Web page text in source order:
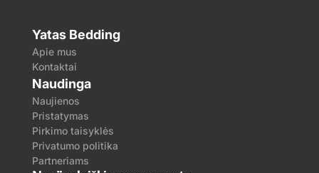
Yatas Bedding
Apie mus
Kontaktai
Naudinga
Naujienos
Pristatymas
Pirkimo taisyklės
Privatumo politika
Partneriams